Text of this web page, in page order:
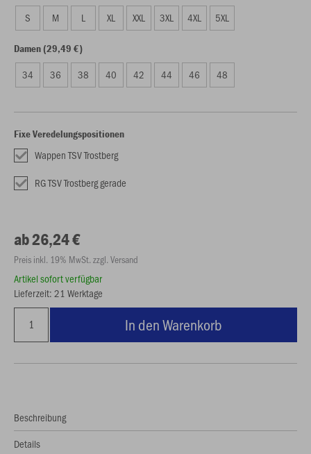
S M L XL XXL 3XL 4XL 5XL
Damen (29,49 €)
34 36 38 40 42 44 46 48
Fixe Veredelungspositionen
Wappen TSV Trostberg
RG TSV Trostberg gerade
ab 26,24 €
Preis inkl. 19% MwSt. zzgl. Versand
Artikel sofort verfügbar
Lieferzeit: 21 Werktage
In den Warenkorb
Beschreibung
Details